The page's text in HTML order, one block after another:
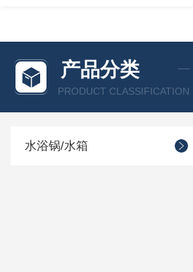
产品分类
PRODUCT CLASSIFICATION
水浴锅/水箱